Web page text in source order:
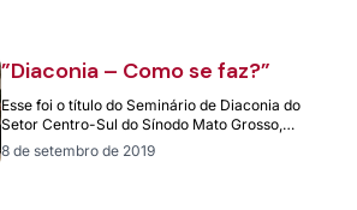
”Diaconia – Como se faz?”
Esse foi o título do Seminário de Diaconia do
Setor Centro-Sul do Sínodo Mato Grosso,
conduzido pela Diaconisa Arlete Adriana…
8 de setembro de 2019